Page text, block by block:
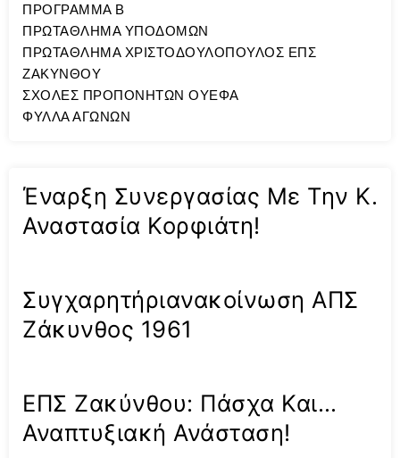
ΠΡΟΓΡΑΜΜΑ Β
ΠΡΩΤΑΘΛΗΜΑ ΥΠΟΔΟΜΩΝ
ΠΡΩΤΑΘΛΗΜΑ ΧΡΙΣΤΟΔΟΥΛΟΠΟΥΛΟΣ ΕΠΣ
ΖΑΚΥΝΘΟΥ
ΣΧΟΛΕΣ ΠΡΟΠΟΝΗΤΩΝ ΟΥΕΦΑ
ΦΥΛΛΑ ΑΓΩΝΩΝ
Έναρξη Συνεργασίας Με Την Κ.
Αναστασία Κορφιάτη!
Συγχαρητήριανακοίνωση ΑΠΣ
Ζάκυνθος 1961
ΕΠΣ Ζακύνθου: Πάσχα Και…
Αναπτυξιακή Ανάσταση!